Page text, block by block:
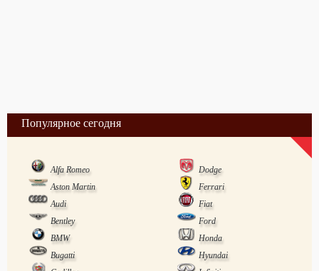
Популярное сегодня
Alfa Romeo
Dodge
Aston Martin
Ferrari
Audi
Fiat
Bentley
Ford
BMW
Honda
Bugatti
Hyundai